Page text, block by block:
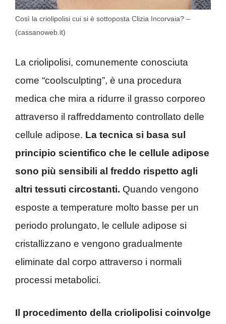
Così la criolipolisi cui si è sottoposta Clizia Incorvaia? –
(cassanoweb.it)
La criolipolisi, comunemente conosciuta
come “coolsculpting”, è una procedura
medica che mira a ridurre il grasso corporeo
attraverso il raffreddamento controllato delle
cellule adipose. La tecnica si basa sul
principio scientifico che le cellule adipose
sono più sensibili al freddo rispetto agli
altri tessuti circostanti. Quando vengono
esposte a temperature molto basse per un
periodo prolungato, le cellule adipose si
cristallizzano e vengono gradualmente
eliminate dal corpo attraverso i normali
processi metabolici.
Il procedimento della criolipolisi coinvolge